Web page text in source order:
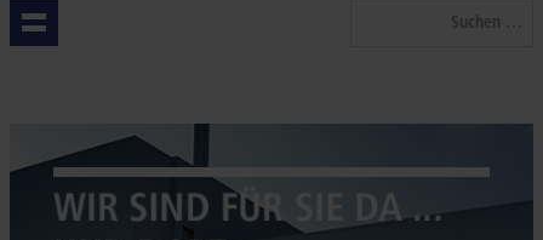
QUALITÄT
LEISTUNGEN